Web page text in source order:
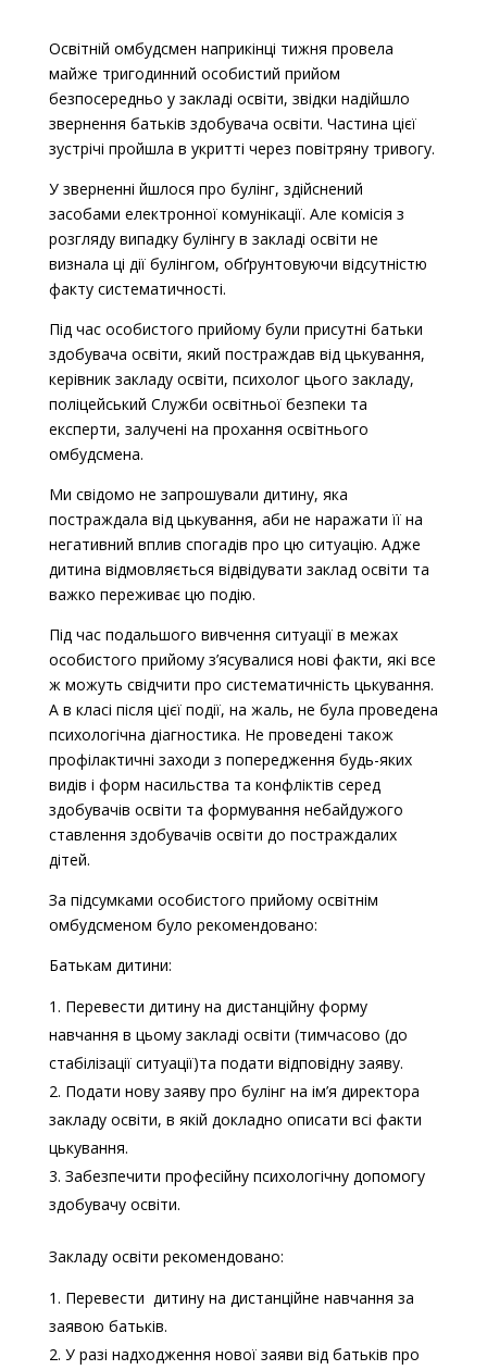
Освітній омбудсмен наприкінці тижня провела
майже тригодинний особистий прийом
безпосередньо у закладі освіти, звідки надійшло
звернення батьків здобувача освіти. Частина цієї
зустрічі пройшла в укритті через повітряну тривогу.
У зверненні йшлося про булінг, здійснений
засобами електронної комунікації. Але комісія з
розгляду випадку булінгу в закладі освіти не
визнала ці дії булінгом, обґрунтовуючи відсутністю
факту систематичності.
Під час особистого прийому були присутні батьки
здобувача освіти, який постраждав від цькування,
керівник закладу освіти, психолог цього закладу,
поліцейський Служби освітньої безпеки та
експерти, залучені на прохання освітнього
омбудсмена.
Ми свідомо не запрошували дитину, яка
постраждала від цькування, аби не наражати її на
негативний вплив спогадів про цю ситуацію. Адже
дитина відмовляється відвідувати заклад освіти та
важко переживає цю подію.
Під час подальшого вивчення ситуації в межах
особистого прийому з’ясувалися нові факти, які все
ж можуть свідчити про систематичність цькування.
А в класі після цієї події, на жаль, не була проведена
психологічна діагностика. Не проведені також
профілактичні заходи з попередження будь-яких
видів і форм насильства та конфліктів серед
здобувачів освіти та формування небайдужого
ставлення здобувачів освіти до постраждалих
дітей.
За підсумками особистого прийому освітнім
омбудсменом було рекомендовано:
Батькам дитини:
Перевести дитину на дистанційну форму
навчання в цьому закладі освіти (тимчасово (до
стабілізації ситуації)та подати відповідну заяву.
Подати нову заяву про булінг на ім’я директора
закладу освіти, в якій докладно описати всі факти
цькування.
Забезпечити професійну психологічну допомогу
здобувачу освіти.
Закладу освіти рекомендовано:
Перевести дитину на дистанційне навчання за
заявою батьків.
У разі надходження нової заяви від батьків про